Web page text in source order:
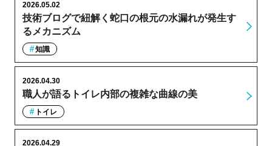
技術ブログで紐解く蛇口の根元の水漏れが発生す
るメカニズム
2026.05.02
知識
職人が語るトイレ内部の複雑な曲線の美
2026.04.30
トイレ
2026.04.29